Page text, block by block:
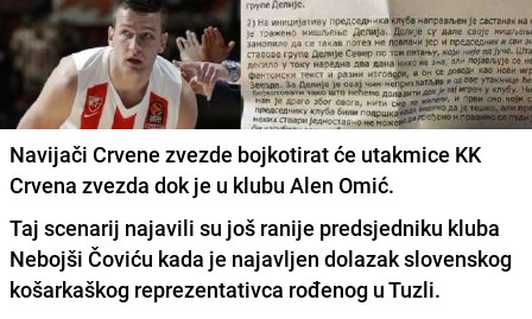
Navijači Crvene zvezde bojkotirat će utakmice KK
Crvena zvezda dok je u klubu Alen Omić.
Taj scenarij najavili su još ranije predsjedniku kluba
Nebojši Čoviću kada je najavljen dolazakslovenskog
košarkaškog reprezentativca rođenog u Tuzli.